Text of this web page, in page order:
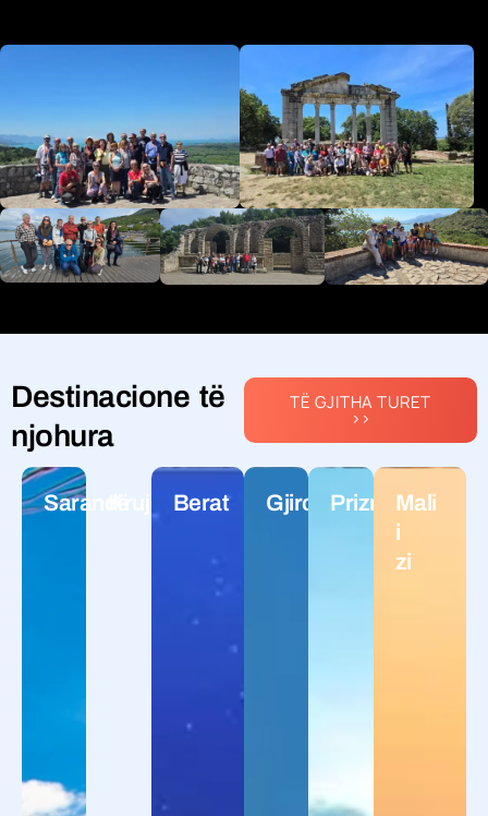
Destinacione të
njohura
TË GJITHA TURET
>>
Sarandë Berat Gjirokastër
PrizrenMali
i
zi